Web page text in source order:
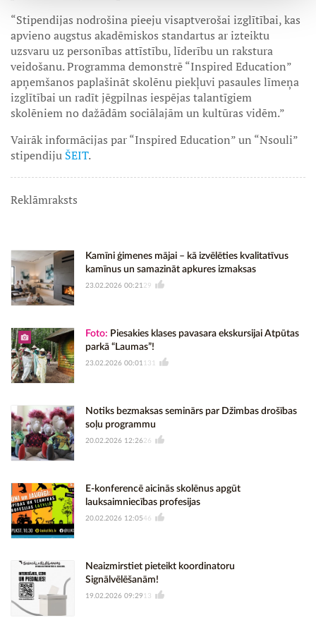
“Stipendijas nodrošina pieeju visaptverošai izglītībai, kas
apvieno augstus akadēmiskos standartus ar izteiktu
uzsvaru uz personības attīstību, līderību un rakstura
veidošanu. Programma demonstrē “Inspired Education”
apņemšanos paplašināt skolēnu piekļuvi pasaules līmeņa
izglītībai un radīt jēgpilnas iespējas talantīgiem
skolēniem no dažādām sociālajām un kultūras vidēm.”
Vairāk informācijas par “Inspired Education” un “Nsouli”
stipendiju ŠEIT.
Reklāmraksts
Kamīni ģimenes mājai – kā izvēlēties kvalitatīvus
kamīnus un samazināt apkures izmaksas
23.02.2026 00:21 29
Foto: Piesakies klases pavasara ekskursijai Atpūtas
parkā “Laumas”!
23.02.2026 00:01 131
Notiks bezmaksas seminārs par Džimbas drošības
soļu programmu
20.02.2026 12:2626
E-konferencē aicinās skolēnus apgūt
lauksaimniecības profesijas
20.02.2026 12:0546
Neaizmirstiet pieteikt koordinatoru
Signālvēlēšanām!
19.02.2026 09:29 13